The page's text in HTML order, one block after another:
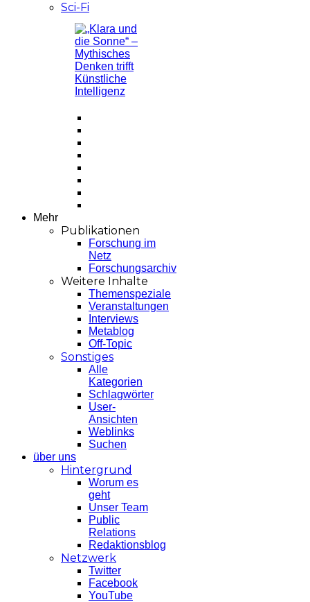
Sci-Fi
Mehr
Publikationen
Forschung im
Netz
Forschungsarchiv
Weitere Inhalte
Themenspeziale
Veranstaltungen
Interviews
Metablog
Off-Topic
Sonstiges
Alle
Kategorien
Schlagwörter
User-
Ansichten
Weblinks
Suchen
über uns
Hintergrund
Worum es
geht
Unser Team
Public
Relations
Redaktionsblog
Netzwerk
Twitter
Facebook
YouTube